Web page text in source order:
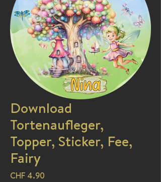
Download
Tortenaufleger,
Topper, Sticker, Fee,
Fairy
CHF 4.90